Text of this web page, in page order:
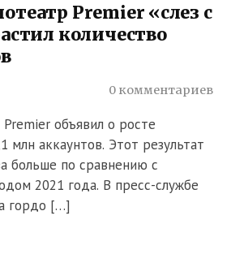
Premier «слез с
количество
0 комментариев
объявил о росте
млн аккаунтов. Этот результат
больше по сравнению с
2021 года. В пресс-службе
гордо […]